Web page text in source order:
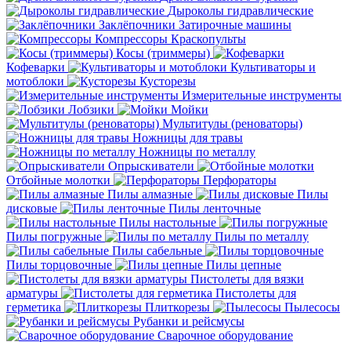
Дыроколы гидравлические
Заклёпочники Затирочные машины
Компрессоры Краскопульты
Косы (триммеры)
Кофеварки
Культиваторы и
мотоблоки
Кусторезы
Измерительные инструменты
Лобзики
Мойки
Мультитулы (реноваторы)
Ножницы для травы
Ножницы по металлу
Опрыскиватели
Отбойные молотки
Перфораторы
Пилы алмазные
Пилы
дисковые
Пилы ленточные
Пилы настольные
Пилы погружные
Пилы по металлу
Пилы сабельные
Пилы торцовочные
Пилы цепные
Пистолеты для вязки
арматуры
Пистолеты для
герметика
Плиткорезы
Пылесосы
Рубанки и рейсмусы
Сварочное оборудование